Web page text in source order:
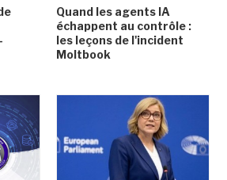
Quand les agents IA
échappent au contrôle :
les leçons de l'incident
Moltbook